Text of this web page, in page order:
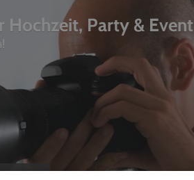
Hochzeit, Party & Event